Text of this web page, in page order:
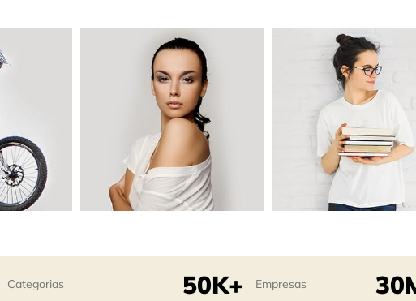
Categorias 50K+ Empresas